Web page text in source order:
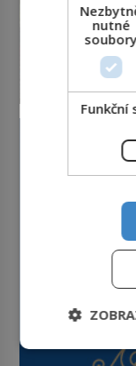
nutné
Funkční